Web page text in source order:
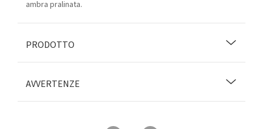
ambra pralinata.
PRODOTTO
AVVERTENZE